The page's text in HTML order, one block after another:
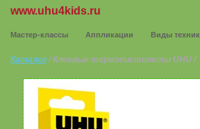
www.uhu4kids.ru
Мастер-классы Аппликации Виды техник
Каталог / Клеевые термопистолеты UHU /